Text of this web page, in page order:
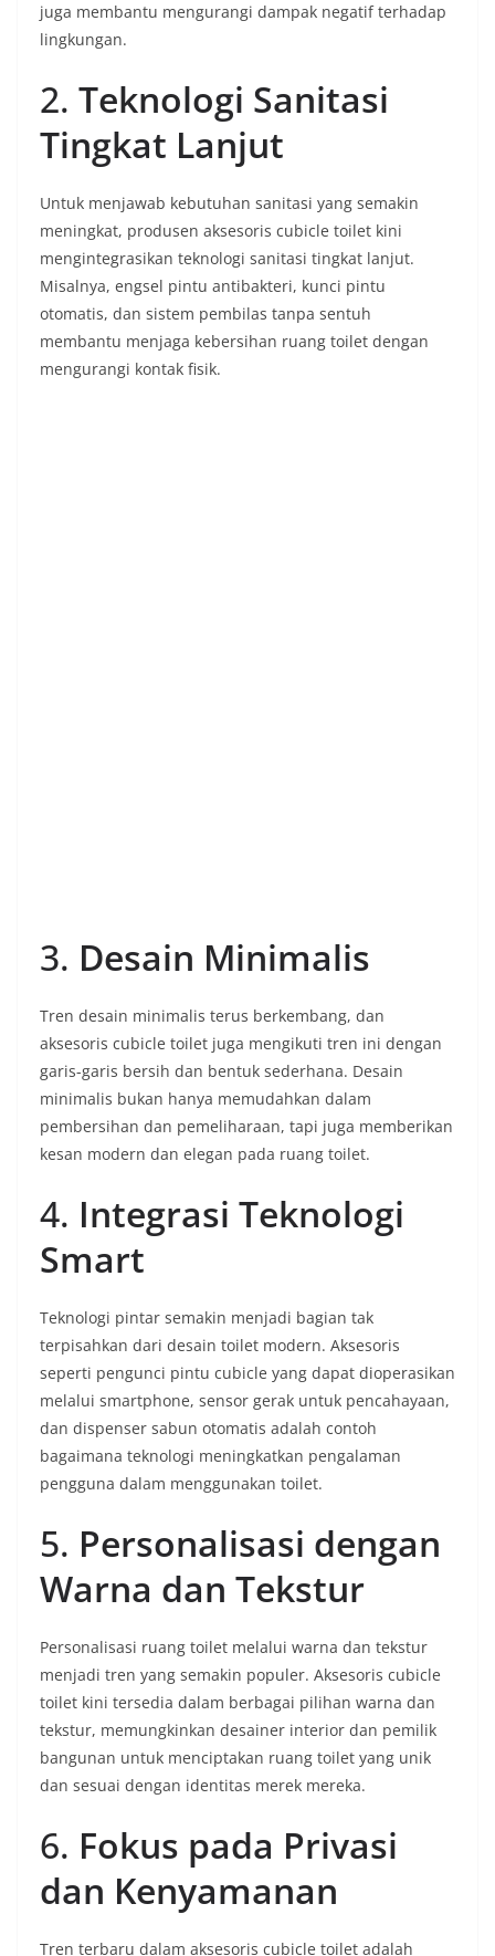
juga membantu mengurangi dampak negatif terhadap
lingkungan.
2. Teknologi Sanitasi
Tingkat Lanjut
Untuk menjawab kebutuhan sanitasi yang semakin
meningkat, produsen aksesoris cubicle toilet kini
mengintegrasikan teknologi sanitasi tingkat lanjut.
Misalnya, engsel pintu antibakteri, kunci pintu
otomatis, dan sistem pembilas tanpa sentuh
membantu menjaga kebersihan ruang toilet dengan
mengurangi kontak fisik.
3. Desain Minimalis
Tren desain minimalis terus berkembang, dan
aksesoris cubicle toilet juga mengikuti tren ini dengan
garis-garis bersih dan bentuk sederhana. Desain
minimalis bukan hanya memudahkan dalam
pembersihan dan pemeliharaan, tapi juga memberikan
kesan modern dan elegan pada ruang toilet.
4. Integrasi Teknologi
Smart
Teknologi pintar semakin menjadi bagian tak
terpisahkan dari desain toilet modern. Aksesoris
seperti pengunci pintu cubicle yang dapat dioperasikan
melalui smartphone, sensor gerak untuk pencahayaan,
dan dispenser sabun otomatis adalah contoh
bagaimana teknologi meningkatkan pengalaman
pengguna dalam menggunakan toilet.
5. Personalisasi dengan
Warna dan Tekstur
Personalisasi ruang toilet melalui warna dan tekstur
menjadi tren yang semakin populer. Aksesoris cubicle
toilet kini tersedia dalam berbagai pilihan warna dan
tekstur, memungkinkan desainer interior dan pemilik
bangunan untuk menciptakan ruang toilet yang unik
dan sesuai dengan identitas merek mereka.
6. Fokus pada Privasi
dan Kenyamanan
Tren terbaru dalam aksesoris cubicle toilet adalah